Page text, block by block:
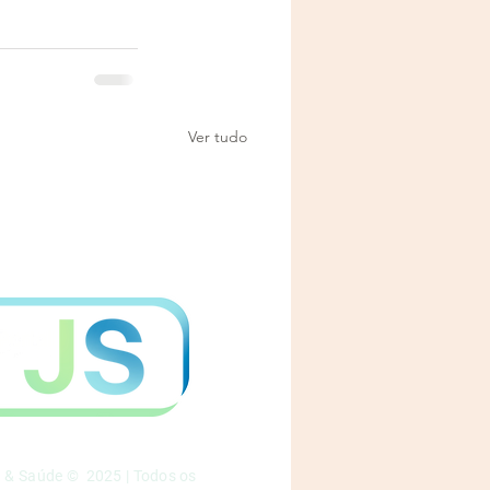
Ver tudo
Saúde © 2025 | Todos os